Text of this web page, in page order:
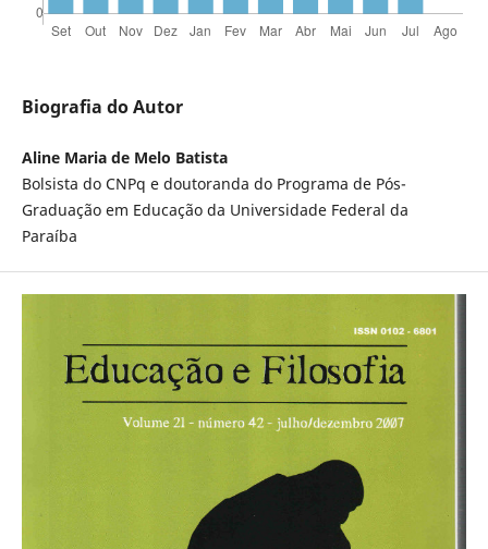
Biografia do Autor
Aline Maria de Melo Batista
Bolsista do CNPq e doutoranda do Programa de Pós-
Graduação em Educação da Universidade Federal da
Paraíba